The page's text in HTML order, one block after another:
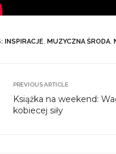
INSPIRACJE, MUZYCZNA ŚRODA,
PREVIOUS ARTICLE
Książka na weekend:
kobiecej siły